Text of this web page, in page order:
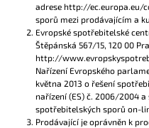
adrese http://ec.europa.eu/
sporů mezi prodávajícím a
Evropské spotřebitelské
Štěpánská 567/15, 120 00
http://
Nařízení Evropského
května 2013 o řešení
nařízení (ES) č. 2006/2004
spotřebitelských sporů on-
Prodávající je oprávněn k